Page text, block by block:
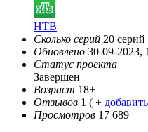
НТВ
Сколько серий 20 серий
Обновлено 30-09-2023,
Статус проекта
Завершен
Возраст 18+
Отзывов 1 ( +
Просмотров 17 689